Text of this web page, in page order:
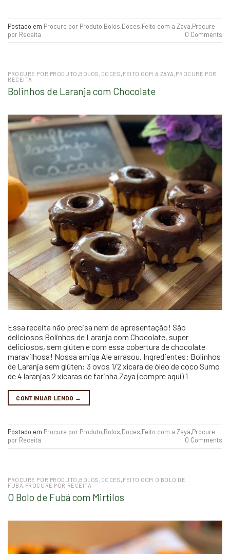
Postado em Procure por Produto,Bolos,Doces,Feito com a Zaya,Procure
por Receita
0 Comments
PROCURE POR PRODUTO ,BOLOS , DOCES, FEITO COM A ZAYA ,PROCURE POR
RECEITA
Bolinhos de Laranja com Chocolate
Essa receita não precisa nem de apresentação! São
deliciosos Bolinhos de Laranja com Chocolate, super
deliciosos, sem glúten e com essa cobertura de chocolate
maravilhosa! Nossa amiga Ale arrasou. Ingredientes: Bolinhos
de Laranja sem glúten: 3 ovos 1/2 xícara de óleo de coco Sumo
de 4 laranjas 2 xícaras de farinha Zaya (compre aqui) 1
CONTINUAR LENDO →
Postado em Procure por Produto,Bolos,Doces,Feito com a Zaya,Procure
por Receita
0 Comments
PROCURE POR PRODUTO ,BOLOS , DOCES, FEITO COM O BOLO DE
FUBÁ, PROCURE POR RECEITA
O Bolo de Fubá com Mirtilos